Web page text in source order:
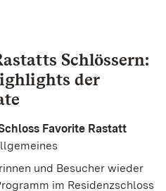
Schlössern:
der
Favorite Rastatt
und Besucher wieder
im Residenzschloss